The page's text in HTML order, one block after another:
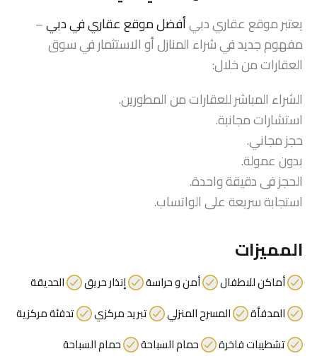
يعتبر موقع عقاري دبيأفضل موقع عقاري في دبي–
مفهوم جديد في شراء المنازل أو الاستثمار في سوق
العقارات من خلال:
الشراء المباشر للعقارات من المطورين.
استشارات مجانبة.
حجز مجاني.
بدون عمولة.
الحجز فى دقيقة واحدة.
استجابة سريعة على الواتساب.
المميزات
أماكن للاطفال أمن و حراسة إنذار حريق
الحديقة
المدفأة
المسرح المنزلي تبريد مركزي
تدفئة مركزية
تشطيبات فاخرة
حمام السباحة
حمام السباحة